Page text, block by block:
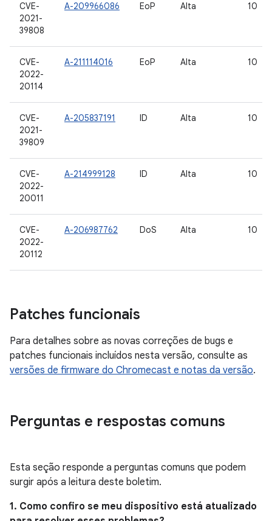
CVE-
2021-
39808
A-209966086 EoP Alta 10
CVE-
2022-
20114
A-211114016 EoP Alta 10
CVE-
2021-
39809
A-205837191 ID Alta 10
CVE-
2022-
20011
A-214999128 ID Alta 10
CVE-
2022-
20112
A-206987762 DoS Alta 10
Patches funcionais
Para detalhes sobre as novas correções de bugs e
patches funcionais incluídos nesta versão, consulte as
versões de firmware do Chromecast e notas da versão.
Perguntas e respostas comuns
Esta seção responde a perguntas comuns que podem
surgir após a leitura deste boletim.
1. Como confiro se meu dispositivo está atualizado